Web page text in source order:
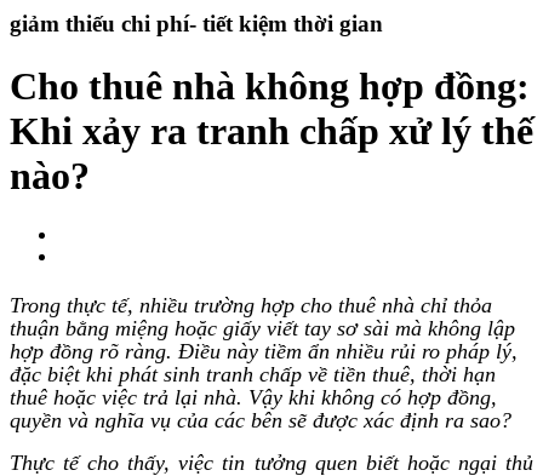
giảm thiếu chi phí- tiết kiệm thời gian
Cho thuê nhà không hợp đồng:
Khi xảy ra tranh chấp xử lý thế
nào?
Trong thực tế, nhiều trường hợp cho thuê nhà chỉ thỏa
thuận bằng miệng hoặc giấy viết tay sơ sài mà không lập
hợp đồng rõ ràng. Điều này tiềm ẩn nhiều rủi ro pháp lý,
đặc biệt khi phát sinh tranh chấp về tiền thuê, thời hạn
thuê hoặc việc trả lại nhà. Vậy khi không có hợp đồng,
quyền và nghĩa vụ của các bên sẽ được xác định ra sao?
Thực tế cho thấy, việc tin tưởng quen biết hoặc ngại thủ